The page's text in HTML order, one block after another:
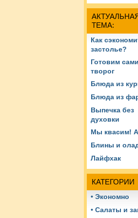
ТЕМА:
Как
застолье?
Готовим
творог
Блюда из
Блюда из
Выпечка без
духовки
Мы квасим!
Блины и
Лайфхак
КАТЕГОРИИ
• Экономно
• Салаты и